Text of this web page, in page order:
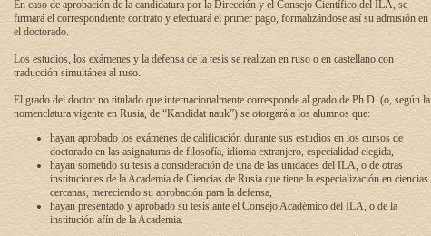
En caso de aprobación de la candidatura por la Dirección y el Consejo Científico del ILA, se
firmará el correspondiente contrato y efectuará el primer pago, formalizándose así su admisión en
el doctorado.
Los estudios, los exámenes y la defensa de la tesis se realizan en ruso o en castellano con
traducción simultánea al ruso.
El grado del doctor no titulado que internacionalmente corresponde al grado de Ph.D. (o, según la
nomenclatura vigente en Rusia, de “Kandidat nauk”) se otorgará a los alumnos que:
hayan aprobado los exámenes de calificación durante sus estudios en los cursos de
doctorado en las asignaturas de filosofía, idioma extranjero, especialidad elegida,
hayan sometido su tesis a consideración de una de las unidades del ILA, o de otras
instituciones de la Academia de Ciencias de Rusia que tiene la especialización en ciencias
cercanas, mereciendo su aprobación para la defensa,
hayan presentado y aprobado su tesis ante el Consejo Académico del ILA, o de la
institución afín de la Academia.